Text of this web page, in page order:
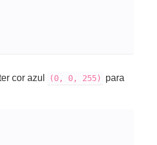
cor azul (0, 0, 255)
para